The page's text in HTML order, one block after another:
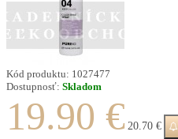
Kód produktu: 1027477
Dostupnosť: Skladom
19.90 € 20.70 €